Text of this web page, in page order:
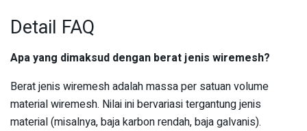
Detail FAQ
Apa yang dimaksud dengan berat jenis wiremesh?
Berat jenis wiremesh adalah massa per satuan volume
material wiremesh. Nilai ini bervariasi tergantung jenis
material (misalnya, baja karbon rendah, baja galvanis).